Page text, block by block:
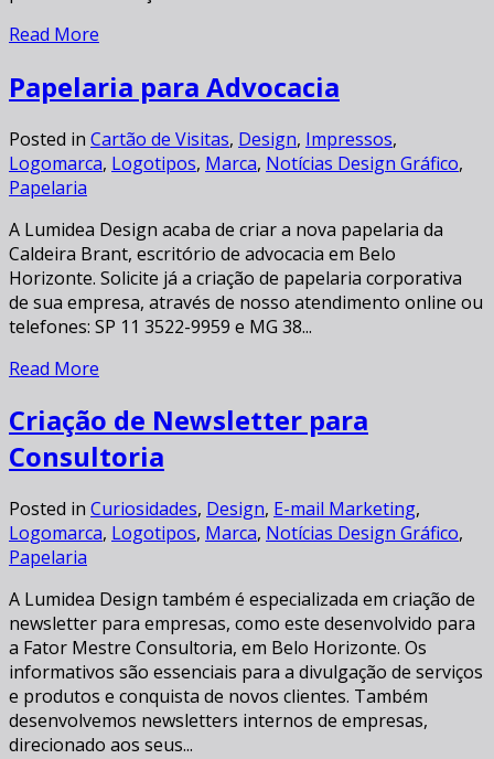
Read More
Papelaria para Advocacia
Posted in Cartão de Visitas, Design, Impressos,
Logomarca, Logotipos, Marca, Notícias Design Gráfico,
Papelaria
A Lumidea Design acaba de criar a nova papelaria da
Caldeira Brant, escritório de advocacia em Belo
Horizonte. Solicite já a criação de papelaria corporativa
de sua empresa, através de nosso atendimento online ou
telefones: SP 11 3522-9959 e MG 38...
Read More
Criação de Newsletter para
Consultoria
Posted in Curiosidades, Design, E-mail Marketing,
Logomarca, Logotipos, Marca, Notícias Design Gráfico,
Papelaria
A Lumidea Design também é especializada em criação de
newsletter para empresas, como este desenvolvido para
a Fator Mestre Consultoria, em Belo Horizonte. Os
informativos são essenciais para a divulgação de serviços
e produtos e conquista de novos clientes. Também
desenvolvemos newsletters internos de empresas,
direcionado aos seus...